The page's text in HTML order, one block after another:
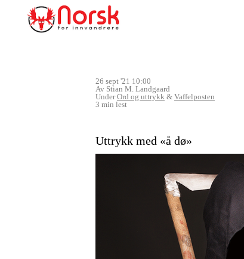
26 sept '21 10:00
Av Stian M. Landgaard
UnderOrd og uttrykk & Vaffelposten
3 min lest
Uttrykk med «å dø»